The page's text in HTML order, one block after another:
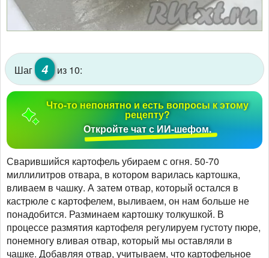
Шаг 4 из 10:
Что-то непонятно и есть вопросы к этому
рецепту?
Откройте чат с ИИ-шефом.
Сварившийся картофель убираем с огня. 50-70
миллилитров отвара, в котором варилась картошка,
вливаем в чашку. А затем отвар, который остался в
кастрюле с картофелем, выливаем, он нам больше не
понадобится. Разминаем картошку толкушкой. В
процессе размятия картофеля регулируем густоту пюре,
понемногу вливая отвар, который мы оставляли в
чашке. Добавляя отвар, учитываем, что картофельное